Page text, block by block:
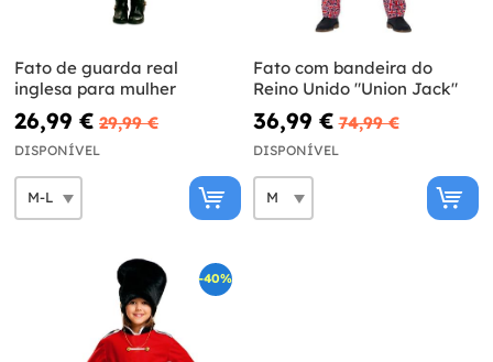
Fato de guarda real
inglesa para mulher
26,99 € 29,99 €
DISPONÍVEL
Fato com bandeira do
Reino Unido "Union Jack"
36,99 € 74,99 €
DISPONÍVEL
-40%